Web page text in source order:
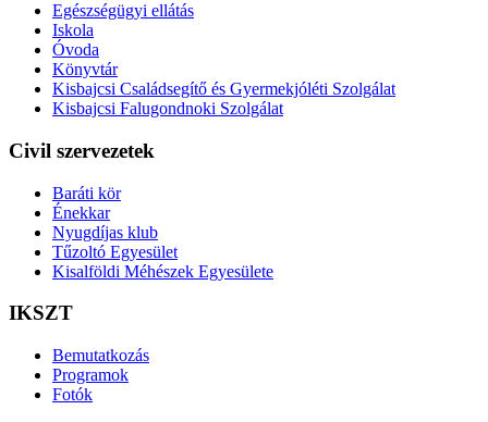
Egészségügyi ellátás
Iskola
Óvoda
Könyvtár
Kisbajcsi Családsegítő és Gyermekjóléti Szolgálat
Kisbajcsi Falugondnoki Szolgálat
Civil szervezetek
Baráti kör
Énekkar
Nyugdíjas klub
Tűzoltó Egyesület
Kisalföldi Méhészek Egyesülete
IKSZT
Bemutatkozás
Programok
Fotók